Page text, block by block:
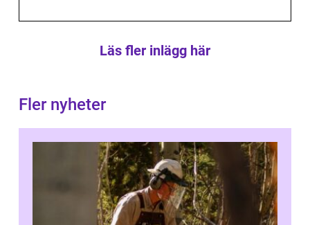
Läs fler inlägg här
Fler nyheter